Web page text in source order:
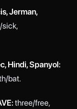
Jerman,
sick,
Hindi, Spanyol:
bat.
three/free,